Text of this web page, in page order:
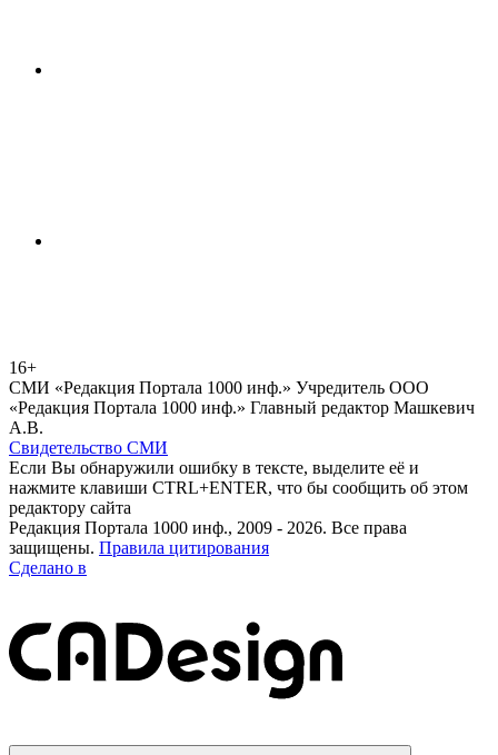
16+
СМИ «Редакция Портала 1000 инф.» Учредитель ООО
«Редакция Портала 1000 инф.» Главный редактор Машкевич
А.В.
Свидетельство СМИ
Если Вы обнаружили ошибку в тексте, выделите её и
нажмите клавиши CTRL+ENTER, что бы сообщить об этом
редактору сайта
Редакция Портала 1000 инф., 2009 - 2026. Все права
защищены. Правила цитирования
Сделано в